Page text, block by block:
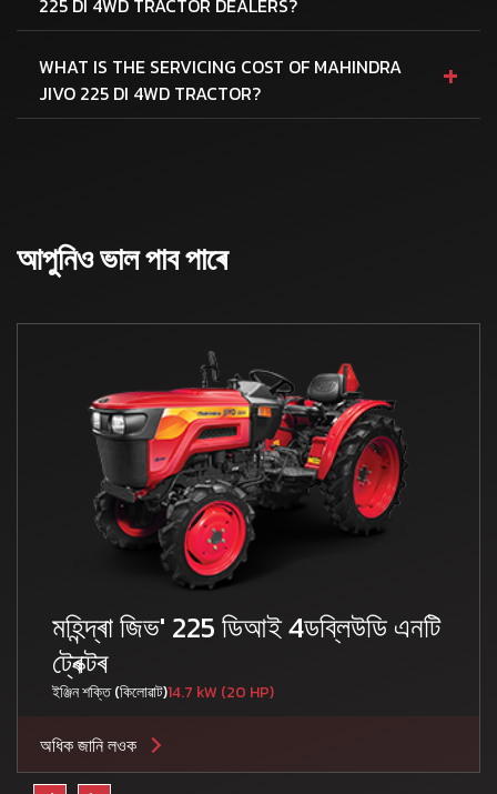
WHAT IS THE SERVICING COST OF MAHINDRA
JIVO 225 DI 4WD TRACTOR?
+
আপুনিও ভাল পাব পাৰে
মহিন্দ্ৰা জিভ' 225 ডিআই 4ডব্লিউডি এনটি
ট্ৰেক্টৰ
ইঞ্জিন শক্তি (কিলোৱাট)14.7 kW (20 HP)
অধিক জানি লওক